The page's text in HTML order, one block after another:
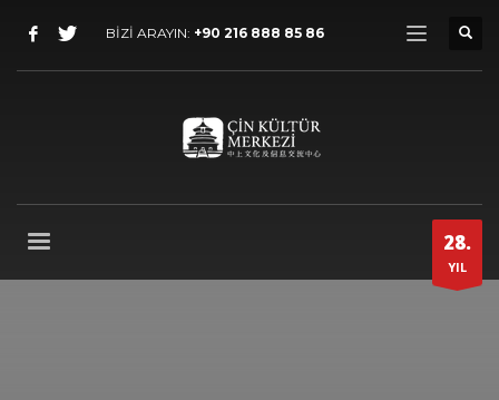
BİZİ ARAYIN: +90 216 888 85 86
28.
YIL